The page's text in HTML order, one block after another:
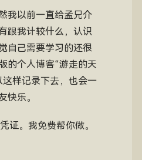
我以前一直给孟兄介
跟我计较什么，认识
自己需要学习的还很
的个人博客“游走的天
样记录下去，也会一
快乐。
证。我免费帮你做。